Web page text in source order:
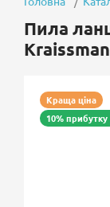
Пила
Краща ціна
10%